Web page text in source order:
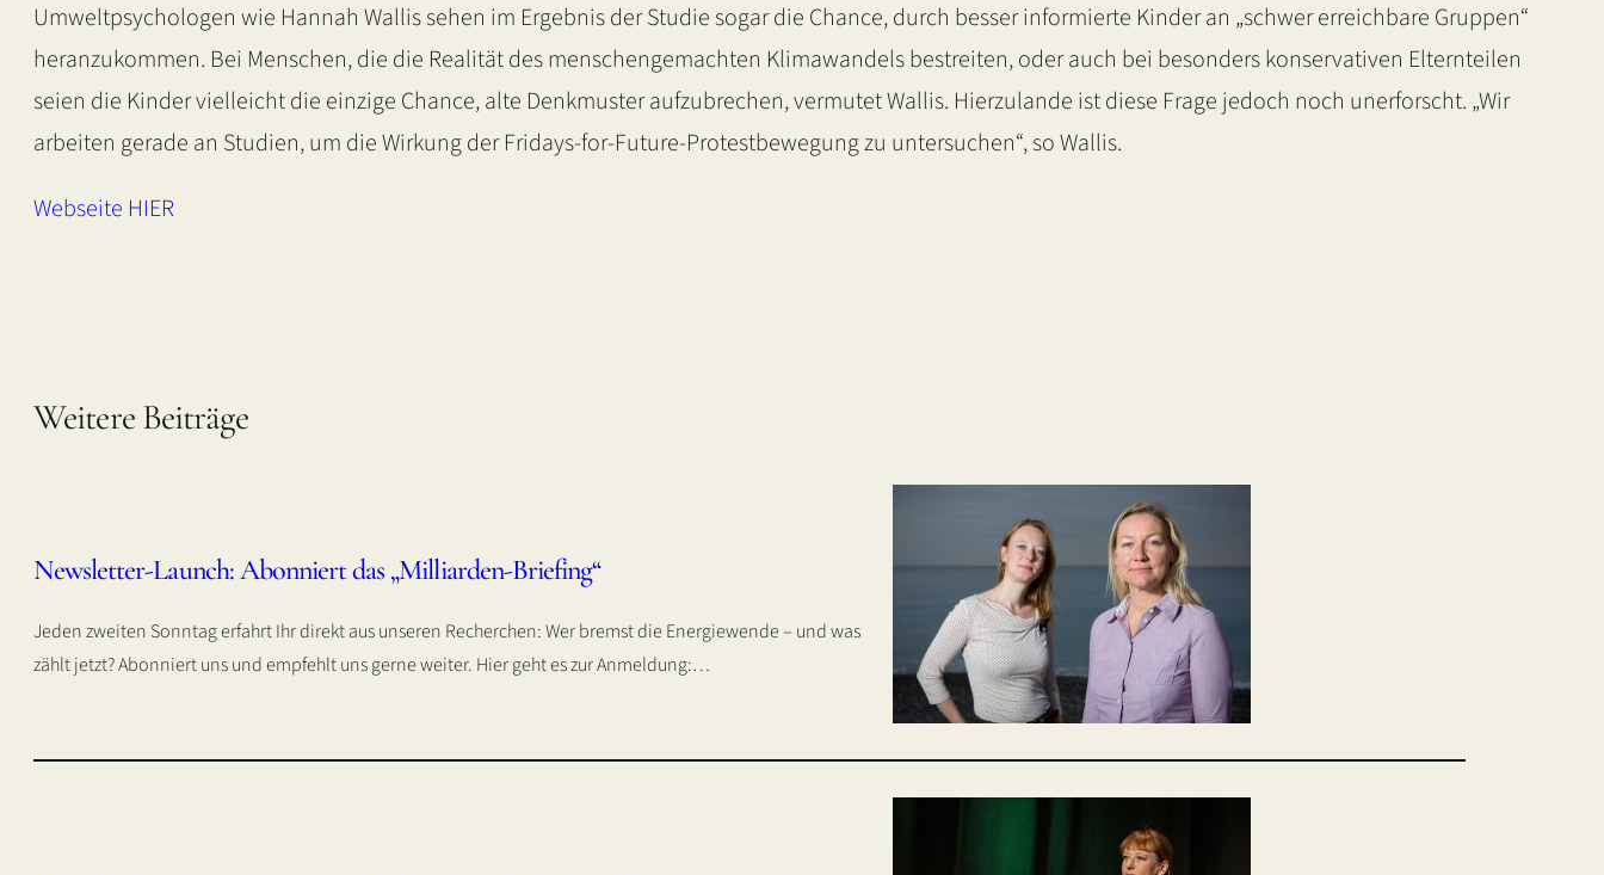
Umweltpsychologen wie Hannah Wallis sehen im Ergebnis der Studie sogar die Chance, durch besser informierte Kinder an „schwer erreichbare Gruppen“
heranzukommen. Bei Menschen, die die Realität des menschengemachten Klimawandels bestreiten, oder auch bei besonders konservativen Elternteilen
seien die Kinder vielleicht die einzige Chance, alte Denkmuster aufzubrechen, vermutet Wallis. Hierzulande ist diese Frage jedoch noch unerforscht. „Wir
arbeiten gerade an Studien, um die Wirkung der Fridays-for-Future-Protestbewegung zu untersuchen“, so Wallis.
Webseite HIER
Weitere Beiträge
Newsletter-Launch: Abonniert das „Milliarden-Briefing“
Jeden zweiten Sonntag erfahrt Ihr direkt aus unseren Recherchen: Wer bremst die Energiewende – und was
zählt jetzt? Abonniert uns und empfehlt uns gerne weiter. Hier geht es zur Anmeldung:…